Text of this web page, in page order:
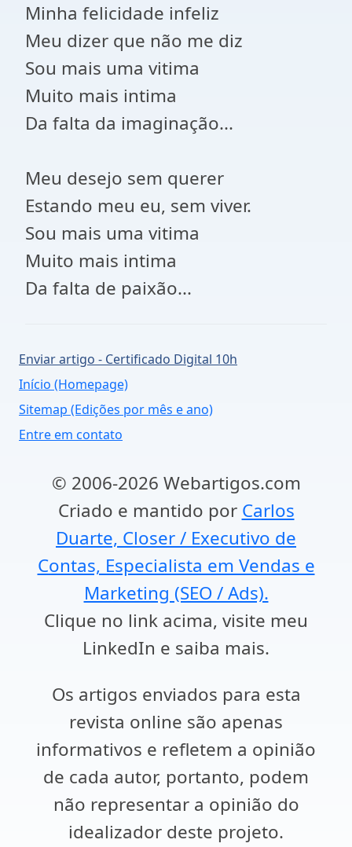
Minha felicidade infeliz
Meu dizer que não me diz
Sou mais uma vitima
Muito mais intima
Da falta da imaginação...
Meu desejo sem querer
Estando meu eu, sem viver.
Sou mais uma vitima
Muito mais intima
Da falta de paixão...
Enviar artigo - Certificado Digital 10h
Início (Homepage)
Sitemap (Edições por mês e ano)
Entre em contato
© 2006-2026 Webartigos.com
Criado e mantido por Carlos
Duarte, Closer / Executivo de
Contas, Especialista em Vendas e
Marketing (SEO / Ads).
Clique no link acima, visite meu
LinkedIn e saiba mais.
Os artigos enviados para esta
revista online são apenas
informativos e refletem a opinião
de cada autor, portanto, podem
não representar a opinião do
idealizador deste projeto.